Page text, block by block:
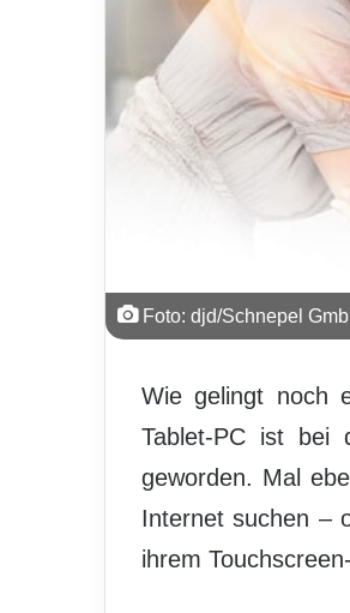
Foto: djd/Schnepel
Wie gelingt noch
Tablet-PC ist bei
geworden. Mal
Internet suchen –
ihrem